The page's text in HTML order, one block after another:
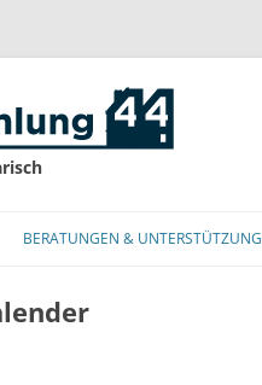
BERATUNGEN & UNTERSTÜTZUNG